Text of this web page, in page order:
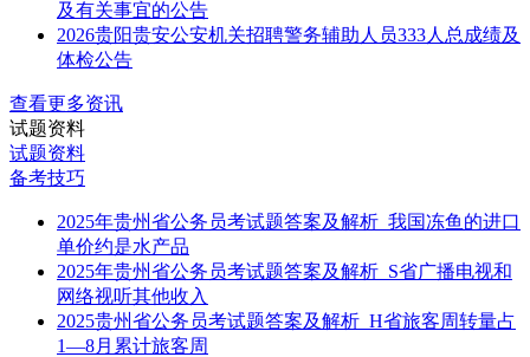
及有关事宜的公告
2026贵阳贵安公安机关招聘警务辅助人员333人总成绩及
体检公告
查看更多资讯
试题资料
试题资料
备考技巧
2025年贵州省公务员考试题答案及解析_我国冻鱼的进口
单价约是水产品
2025年贵州省公务员考试题答案及解析_S省广播电视和
网络视听其他收入
2025贵州省公务员考试题答案及解析_H省旅客周转量占
1—8月累计旅客周